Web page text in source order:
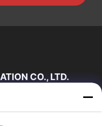
CO., LTD.